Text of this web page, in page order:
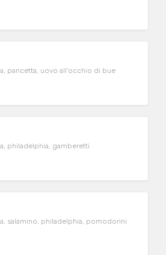
pancetta, uovo all'occhio di bue
philadelphia, gamberetti
salamino, philadelphia, pomodorini